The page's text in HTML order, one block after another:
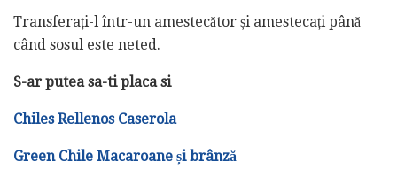
Transferați-l într-un amestecător și amestecați până
când sosul este neted.
S-ar putea sa-ti placa si
Chiles Rellenos Caserola
Green Chile Macaroane și brânză